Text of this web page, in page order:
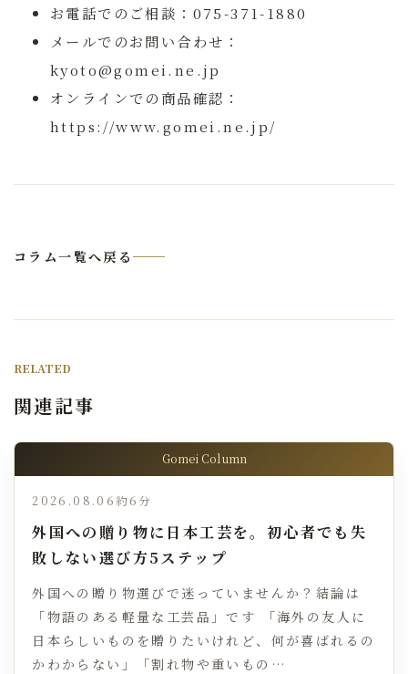
お電話でのご相談： 075-371-1880
メールでのお問い合わせ：
kyoto@gomei.ne.jp
オンラインでの商品確認：
https://www.gomei.ne.jp/
コラム一覧へ戻る
RELATED
関連記事
Gomei Column
2026.08.06 約6分
外国への贈り物に日本工芸を。初心者でも失
敗しない選び方5ステップ
外国への贈り物選びで迷っていませんか？結論は
「物語のある軽量な工芸品」です 「海外の友人に
日本らしいものを贈りたいけれど、何が喜ばれるの
かわからない」「割れ物や重いもの…